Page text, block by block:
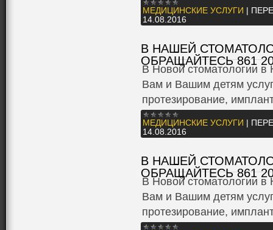
МЕДИЦИНСКИЕ УСЛУГИ
14.08.2016
В НАШЕЙ
ОБРАЩАЙТЕСЬ 861
В Новой стоматологии в
Вам и Вашим детям
протезирование,
МЕДИЦИНСКИЕ УСЛУГИ
14.08.2016
В НАШЕЙ
ОБРАЩАЙТЕСЬ 861
В Новой стоматологии в
Вам и Вашим детям
протезирование,